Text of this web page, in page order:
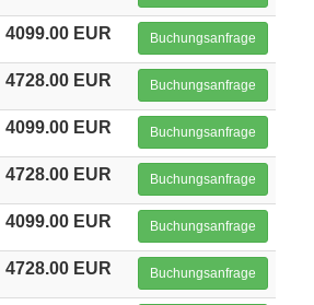
4099.00 EUR Buchungsanfrage
4728.00 EUR Buchungsanfrage
4099.00 EUR Buchungsanfrage
4728.00 EUR Buchungsanfrage
4099.00 EUR Buchungsanfrage
4728.00 EUR Buchungsanfrage